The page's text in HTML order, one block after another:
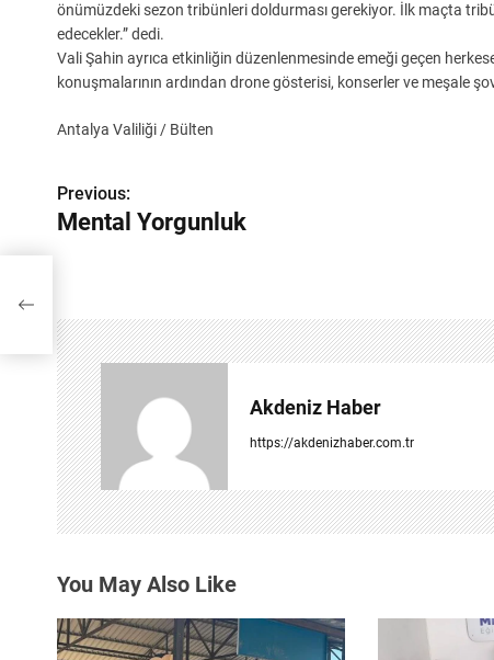
önümüzdeki sezon tribünleri doldurması gerekiyor. İlk maçta
edecekler.” dedi.
Vali Şahin ayrıca etkinliğin düzenlenmesinde emeği geçen
konuşmalarının ardından drone gösterisi, konserler ve meşale
Antalya Valiliği / Bülten
Y
a
g
e
z
i
n
e
s
Previous:
Mental Yorgunluk
Akdeniz Haber
https://akdenizhaber.com.tr
You May Also Like